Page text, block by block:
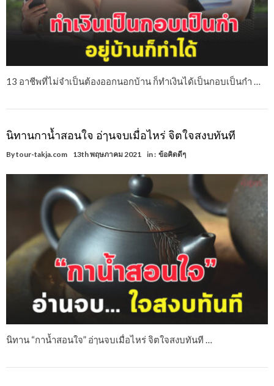
13 อาชีพที่ไม่จำเป็นต้องออกนอกบ้าน ก็ทำเงินได้เป็นกอบเป็นกำ …
นิทานกาน้ำสอนใจ อ่ๅนจบเมื่อไหร่ จิตใจสงบทันที
Bytour-takja.com 13th พฤษภาคม 2021 in : ข้อคิดดีๆ
นิทาน “กาน้ำสอนใจ” อ่ๅนจบเมื่อไหร่ จิตใจสงบทันที …